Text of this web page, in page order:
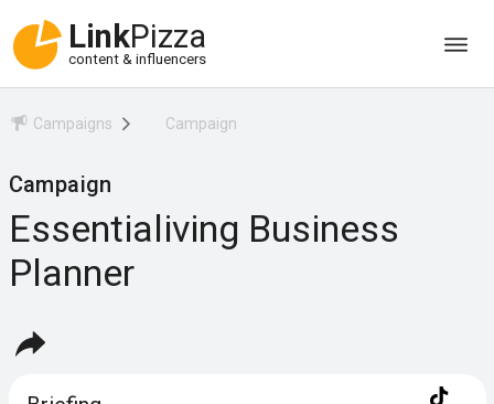
LinkPizza
content & influencers
Campaigns Campaign
Campaign
Essentialiving Business
Planner